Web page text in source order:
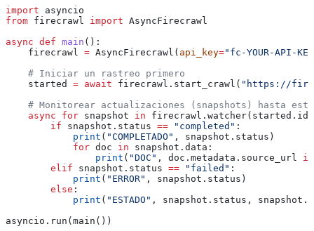
import asyncio
from firecrawl import AsyncFirecrawl
async def main ():
    firecrawl
= AsyncFirecrawl( api_key="fc-YOUR-API-
    # Iniciar un rastreo primero
    started
= await firecrawl.start_crawl( "https://
# Monitorear actualizaciones (snapshots) hasta
    async
for snapshot in
        if
snapshot.status == "completed" :
            print
( "COMPLETADO" , snapshot.status)
            for
doc in snapshot.data:
                print
( "DOC" , doc.metadata.source_url if
        elif
snapshot.status == "failed" :
            print
( "ERROR" , snapshot.status)
        else
:
            print
( "ESTADO" , snapshot.status,
asyncio.run(main())